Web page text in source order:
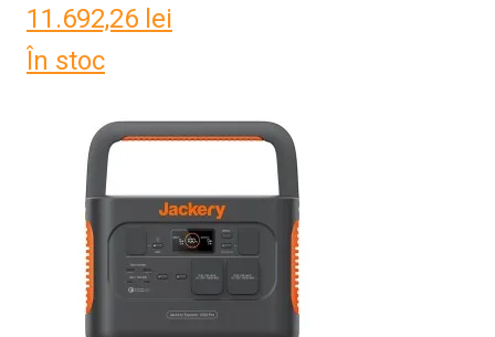
11.692,26 lei
În stoc